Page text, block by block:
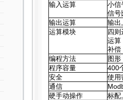
输入运算
小信
信号
输出运算
输出
运算模块
四则
运算
补偿
编程方法
图形
程序容量
400
安全
使用
通信
硬手动操作
标配